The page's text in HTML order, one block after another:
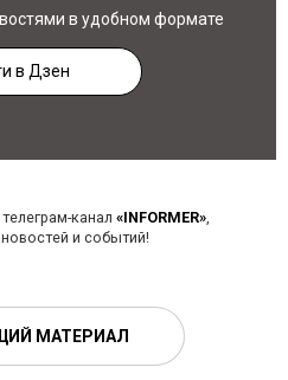
в удобном формате
в Дзен
канал «INFORMER»,
и событий!
МАТЕРИАЛ